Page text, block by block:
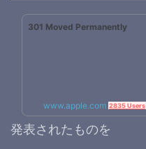
301 Moved Permanently
www.apple.com 2835 Users
発表されたものを